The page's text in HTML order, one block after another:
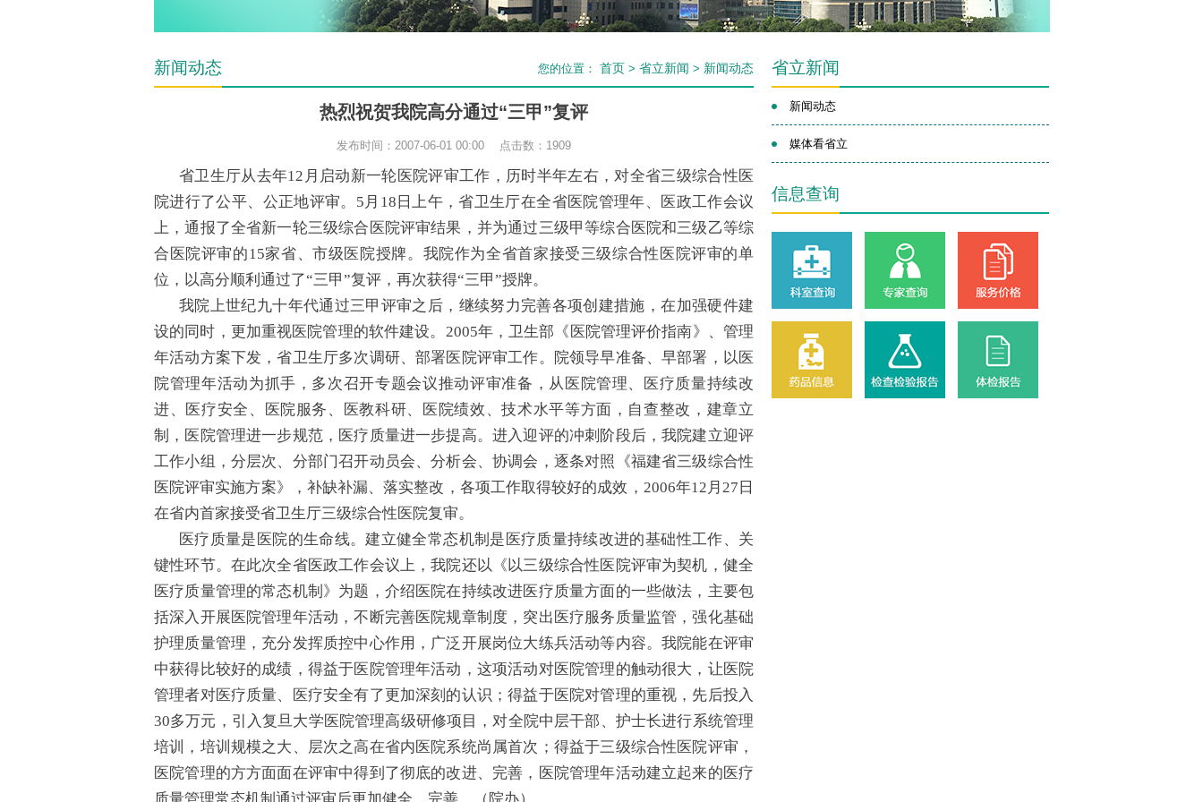
新闻动态 您的位置： 首页 > 省立新闻 > 新闻动态
热烈祝贺我院高分通过“三甲”复评
发布时间：2007-06-01 00:00 点击数： 1909
省卫生厅从去年12月启动新一轮医院评审工作，历时半年左右，对全省三级综合性医
院进行了公平、公正地评审。5月18日上午，省卫生厅在全省医院管理年、医政工作会议
上，通报了全省新一轮三级综合医院评审结果，并为通过三级甲等综合医院和三级乙等综
合医院评审的15家省、市级医院授牌。我院作为全省首家接受三级综合性医院评审的单
位，以高分顺利通过了“三甲”复评，再次获得“三甲”授牌。
我院上世纪九十年代通过三甲评审之后，继续努力完善各项创建措施，在加强硬件建
设的同时，更加重视医院管理的软件建设。2005年，卫生部《医院管理评价指南》、管理
年活动方案下发，省卫生厅多次调研、部署医院评审工作。院领导早准备、早部署，以医
院管理年活动为抓手，多次召开专题会议推动评审准备，从医院管理、医疗质量持续改
进、医疗安全、医院服务、医教科研、医院绩效、技术水平等方面，自查整改，建章立
制，医院管理进一步规范，医疗质量进一步提高。进入迎评的冲刺阶段后，我院建立迎评
工作小组，分层次、分部门召开动员会、分析会、协调会，逐条对照《福建省三级综合性
医院评审实施方案》，补缺补漏、落实整改，各项工作取得较好的成效，2006年12月27日
在省内首家接受省卫生厅三级综合性医院复审。
医疗质量是医院的生命线。建立健全常态机制是医疗质量持续改进的基础性工作、关
键性环节。在此次全省医政工作会议上，我院还以《以三级综合性医院评审为契机，健全
医疗质量管理的常态机制》为题，介绍医院在持续改进医疗质量方面的一些做法，主要包
括深入开展医院管理年活动，不断完善医院规章制度，突出医疗服务质量监管，强化基础
护理质量管理，充分发挥质控中心作用，广泛开展岗位大练兵活动等内容。我院能在评审
中获得比较好的成绩，得益于医院管理年活动，这项活动对医院管理的触动很大，让医院
管理者对医疗质量、医疗安全有了更加深刻的认识；得益于医院对管理的重视，先后投入
30多万元，引入复旦大学医院管理高级研修项目，对全院中层干部、护士长进行系统管理
培训，培训规模之大、层次之高在省内医院系统尚属首次；得益于三级综合性医院评审，
医院管理的方方面面在评审中得到了彻底的改进、完善，医院管理年活动建立起来的医疗
省立新闻
新闻动态
媒体看省立
信息查询